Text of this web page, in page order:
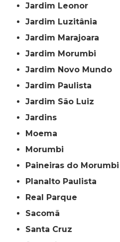
Jardim Leonor
Jardim Luzitânia
Jardim Marajoara
Jardim Morumbi
Jardim Novo Mundo
Jardim Paulista
Jardim São Luiz
Jardins
Moema
Morumbi
Paineiras do Morumbi
Planalto Paulista
Real Parque
Sacomã
Santa Cruz